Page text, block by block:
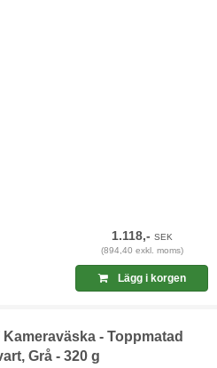
1.118,- SEK
(894,40 exkl. moms)
Lägg i korgen
- Toppmatad
Grå - 320 g